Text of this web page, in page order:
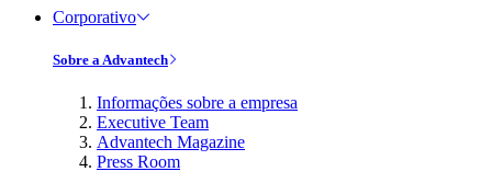
Corporativo
Sobre a Advantech
Informações sobre a empresa
Executive Team
Advantech Magazine
Press Room